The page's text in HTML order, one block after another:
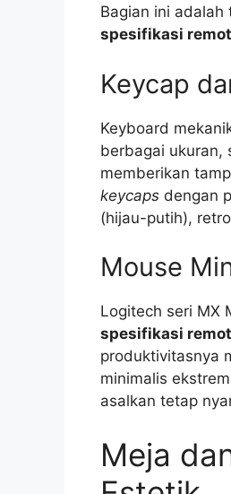
Bagian ini
spesifikasi
Keycap
Keyboard
berbagai ukuran,
memberikan
keycaps dengan
(hijau-putih),
Mouse
Logitech seri MX
spesifikasi
produktivitasnya
minimalis
asalkan tetap
Meja